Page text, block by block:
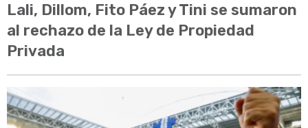
Lali, Dillom, Fito Páez y Tini se sumaron
al rechazo de la Ley de Propiedad
Privada